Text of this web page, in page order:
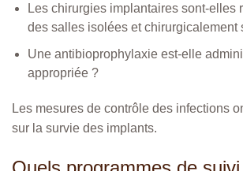
Les chirurgies implantaires sont-elles
des salles isolées et chirurgicalement
Une antibioprophylaxie est-elle
appropriée ?
Les mesures de contrôle des infections
sur la survie des implants.